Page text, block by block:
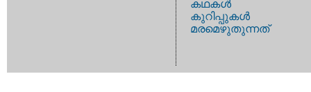
കഥകള്‍
കുറിപ്പുകള്‍
മരമെഴുതുന്നത്